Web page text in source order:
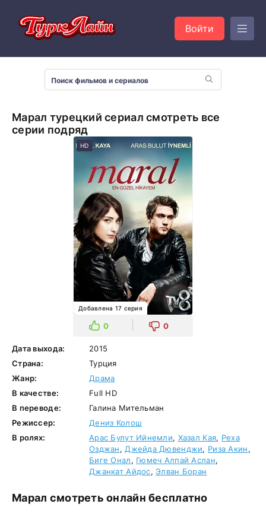
Войти
Марал турецкий сериал смотреть все
серии подряд
HD
Добавлена 17 серия
0 0
Дата выхода:
2015
Страна:
Турция
Жанр:
Драма
В качестве:
Full HD
В переводе:
Галина Мительман
Режиссер:
Дениз Колош
В ролях:
Арас Булут Ийнемли, Хазал Кая, Реха
Озджан, Джейда Дювенджи, Риза Акин,
Биге Онал, Гюмеч Алпай Аслан,
Джанкат Айдос,Элван Боран
Марал смотреть онлайн бесплатно